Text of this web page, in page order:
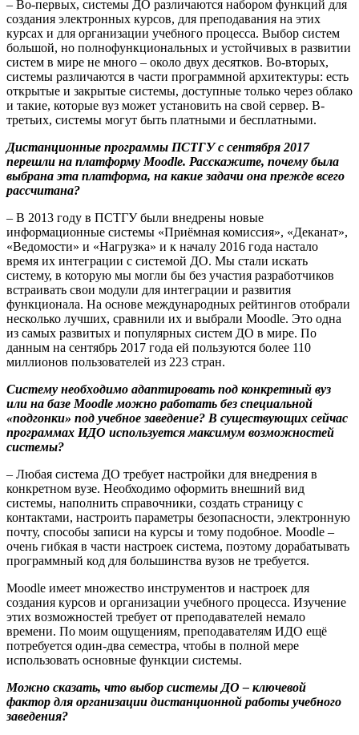
– Во-первых, системы ДО различаются набором функций для
создания электронных курсов, для преподавания на этих
курсах и для организации учебного процесса. Выбор систем
большой, но полнофункциональных и устойчивых в развитии
систем в мире не много – около двух десятков. Во-вторых,
системы различаются в части программной архитектуры: есть
открытые и закрытые системы, доступные только через облако
и такие, которые вуз может установить на свой сервер. В-
третьих, системы могут быть платными и бесплатными.
Дистанционные программы ПСТГУ с сентября 2017
перешли на платформу Moodle. Расскажите, почему была
выбрана эта платформа, на какие задачи она прежде всего
рассчитана?
– В 2013 году в ПСТГУ были внедрены новые
информационные системы «Приёмная комиссия», «Деканат»,
«Ведомости» и «Нагрузка» и к началу 2016 года настало
время их интеграции с системой ДО. Мы стали искать
систему, в которую мы могли бы без участия разработчиков
встраивать свои модули для интеграции и развития
функционала. На основе международных рейтингов отобрали
несколько лучших, сравнили их и выбрали Moodle. Это одна
из самых развитых и популярных систем ДО в мире. По
данным на сентябрь 2017 года ей пользуются более 110
миллионов пользователей из 223 стран.
Систему необходимо адаптировать под конкретный вуз
или на базе Moodleможно работать без специальной
«подгонки» под учебное заведение? В существующих сейчас
программах ИДО используется максимум возможностей
системы?
– Любая система ДО требует настройки для внедрения в
конкретном вузе. Необходимо оформить внешний вид
системы, наполнить справочники, создать страницу с
контактами, настроить параметры безопасности, электронную
почту, способы записи на курсы и тому подобное. Moodle –
очень гибкая в части настроек система, поэтому дорабатывать
программный код для большинства вузов не требуется.
Moodle имеет множество инструментов и настроек для
создания курсов и организации учебного процесса. Изучение
этих возможностей требует от преподавателей немало
времени. По моим ощущениям, преподавателям ИДО ещё
потребуется один-два семестра, чтобы в полной мере
использовать основные функции системы.
Можно сказать, что выбор системы ДО – ключевой
фактор для организации дистанционной работы учебного
заведения?